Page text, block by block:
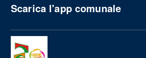
Scarica l'app comunale